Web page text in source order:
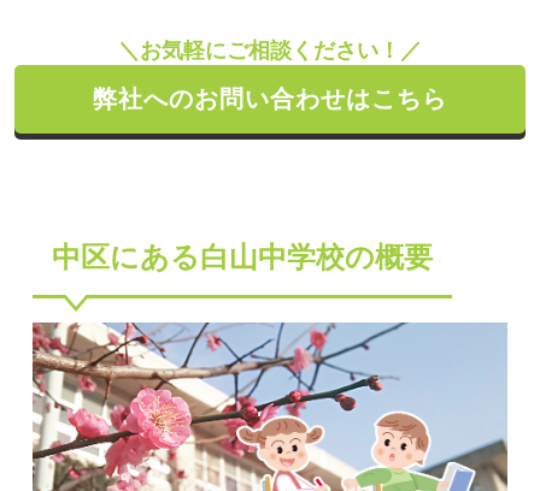
＼お気軽にご相談ください！／
弊社へのお問い合わせはこちら
中区にある白山中学校の概要